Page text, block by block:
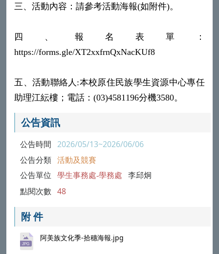
三、活動內容：請參考活動海報(如附件)。
四、報名表單：
https://forms.gle/XT2xxfrnQxNacKUf8
五、活動聯絡人:本校原住民族學生資源中心專任
助理江紜樓；電話：(03)4581196分機3580。
公告資訊
公告時間 2026/05/13~2026/06/06
公告分類 活動及競賽
公告單位 學生事務處-學務處 李邱炯
點閱次數 48
附 件
阿美族文化季-拾穗海報.jpg